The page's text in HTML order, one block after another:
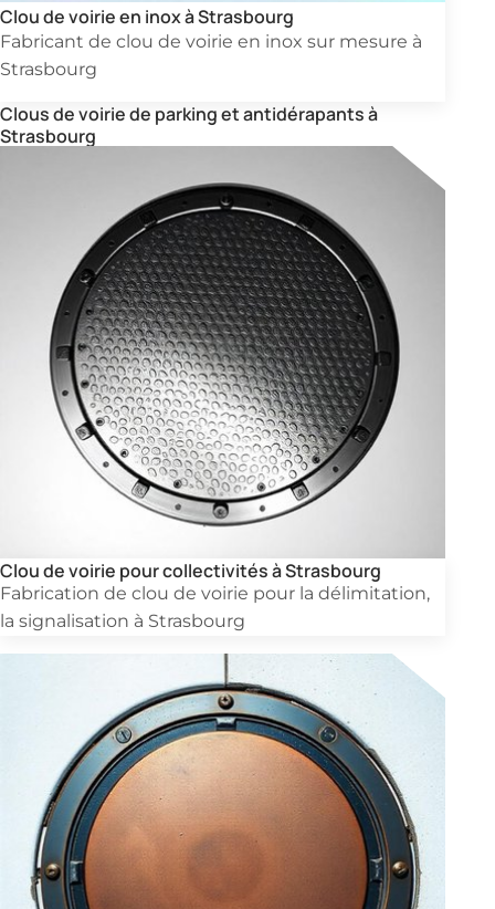
Clou de voirie en inox à Strasbourg
Fabricant de clou de voirie en inox sur mesure à
Strasbourg
Clous de voirie de parking et antidérapants à
Strasbourg
Clou de voirie pour collectivités à Strasbourg
Fabrication de clou de voirie pour la délimitation,
la signalisation à Strasbourg